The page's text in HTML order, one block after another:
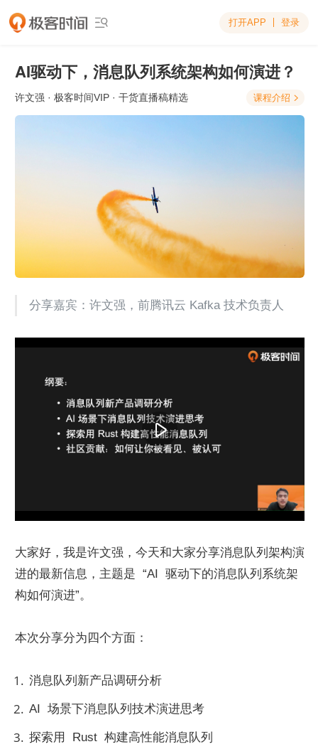
 打开APP 登录
AI驱动下，消息队列系统架构如何演进？
许文强 · 极客时间VIP · 干货直播稿精选 课程介绍 
分享嘉宾：许文强，前腾讯云 Kafka 技术负责人
大家好，我是许文强，今天和大家分享消息队列架构演
进的最新信息，主题是  “AI  驱动下的消息队列系统架
构如何演进”。
本次分享分为四个方面：
消息队列新产品调研分析
AI  场景下消息队列技术演进思考
探索用  Rust  构建高性能消息队列